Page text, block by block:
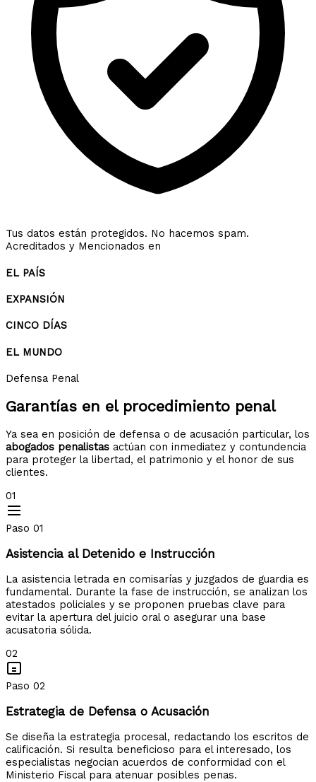
Tus datos están protegidos. No hacemos spam.
Acreditados y Mencionados en
EL PAÍS
EXPANSIÓN
CINCO DÍAS
EL MUNDO
Defensa Penal
Garantías en el procedimiento penal
Ya sea en posición de defensa o de acusación particular, los
abogados penalistas actúan con inmediatez y contundencia
para proteger la libertad, el patrimonio y el honor de sus
clientes.
01
Paso 01
Asistencia al Detenido e Instrucción
La asistencia letrada en comisarías y juzgados de guardia es
fundamental. Durante la fase de instrucción, se analizan los
atestados policiales y se proponen pruebas clave para
evitar la apertura del juicio oral o asegurar una base
acusatoria sólida.
02
Paso 02
Estrategia de Defensa o Acusación
Se diseña la estrategia procesal, redactando los escritos de
calificación. Si resulta beneficioso para el interesado, los
especialistas negocian acuerdos de conformidad con el
Ministerio Fiscal para atenuar posibles penas.